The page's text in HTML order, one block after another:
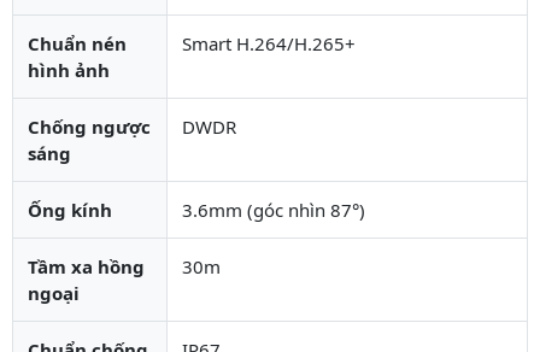
Chuẩn nén
hình ảnh
Smart H.264/H.265+
Chống ngược
sáng
DWDR
Ống kính 3.6mm (góc nhìn 87°)
Tầm xa hồng
ngoại
30m